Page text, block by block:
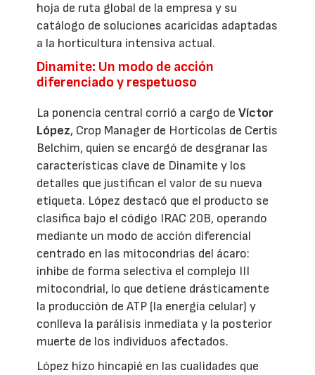
hoja de ruta global de la empresa y su
catálogo de soluciones acaricidas adaptadas
a la horticultura intensiva actual.
Dinamite: Un modo de acción
diferenciado y respetuoso
La ponencia central corrió a cargo deVíctor
López, Crop Manager de Hortícolas de Certis
Belchim, quien se encargó de desgranar las
características clave de Dinamite y los
detalles que justifican el valor de su nueva
etiqueta. López destacó que el producto se
clasifica bajo el código IRAC 20B, operando
mediante un modo de acción diferencial
centrado en las mitocondrias del ácaro:
inhibe de forma selectiva el complejo III
mitocondrial, lo que detiene drásticamente
la producción de ATP (la energía celular) y
conlleva la parálisis inmediata y la posterior
muerte de los individuos afectados.
López hizo hincapié en las cualidades que